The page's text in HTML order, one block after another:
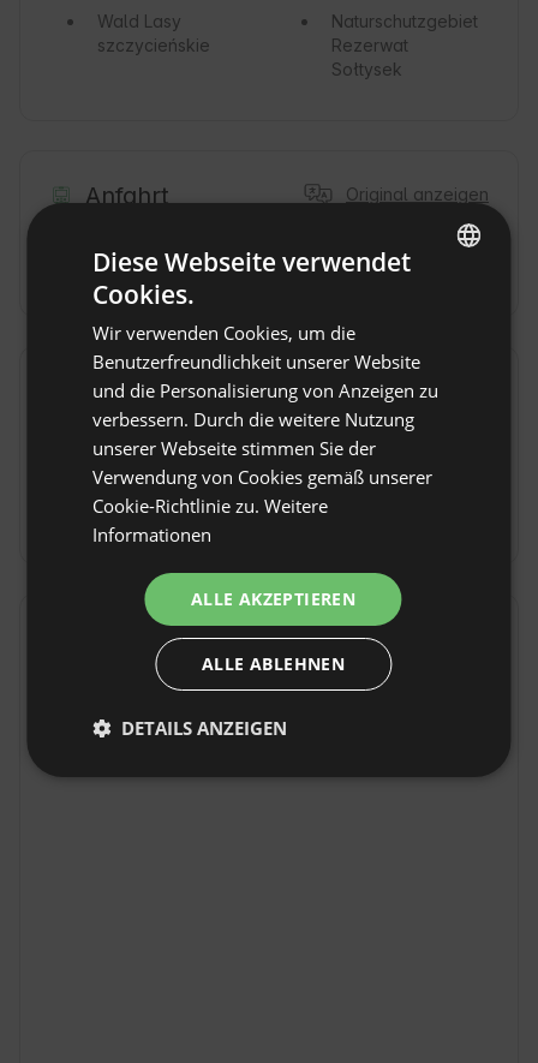
Wald Lasy
szczycieńskie
Naturschutzgebiet
Rezerwat
Sołtysek
Anfahrt Original anzeigen
Ostatni odcinek drogi - szutrowy
i błotnisty
Hausregeln
Check-in: Ab 16:00
Check-out: Bis 11:00
Kostenlose Stornierung: bis 30 Tage vor Anreise
Elganowo , Woiwodschaft warmińsko-mazurskie,
GERMAN
Diese Webseite verwendet
Cookies.
Wir verwenden Cookies, um die
Benutzerfreundlichkeit unserer Website
und die Personalisierung von Anzeigen zu
verbessern. Durch die weitere Nutzung
unserer Webseite stimmen Sie der
Verwendung von Cookies gemäß unserer
Cookie-Richtlinie zu. Weitere
Informationen
ALLE AKZEPTIEREN
ALLE ABLEHNEN
DETAILS ANZEIGEN